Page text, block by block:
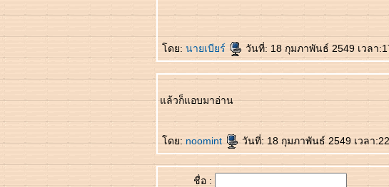
ดย: นายเบียร์ วันที่: 18 กุมภาพันธ์ 2549 เวลา
ล้วก็แอบมาอ่าน
ดย:noomint วันที่: 18 กุมภาพันธ์ 2549 เวลา
ชื่อ :